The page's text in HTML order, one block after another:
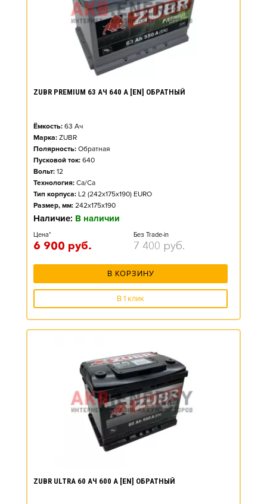
ZUBR PREMIUM 63 АЧ 640 А [EN] ОБРАТНЫЙ
Ёмкость: 63 Ач
Марка: ZUBR
Полярность: Обратная
Пусковой ток: 640
Вольт: 12
Технология: Ca/Ca
Тип корпуса: L2 (242x175x190) EURO
Размер, мм: 242x175x190
Наличие: В наличии
Цена*
6 900 руб.
Без Trade-in
7 400 руб.
В КОРЗИНУ
В 1 клик
ZUBR ULTRA 60 АЧ 600 А [EN] ОБРАТНЫЙ